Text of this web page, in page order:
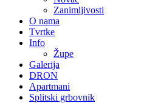
Zanimljivosti
O nama
Tvrtke
Info
Župe
Galerija
DRON
Apartmani
Splitski grbovnik